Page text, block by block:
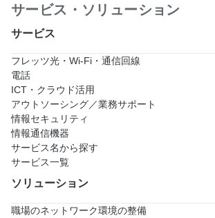
サービス・ソリューション
サービス
フレッツ光・Wi-Fi・通信回線
電話
ICT・クラウド活用
アウトソーシング／業務サポート
情報セキュリティ
情報通信機器
サービス名から探す
サービス一覧
ソリューション
職場のネットワーク環境の整備